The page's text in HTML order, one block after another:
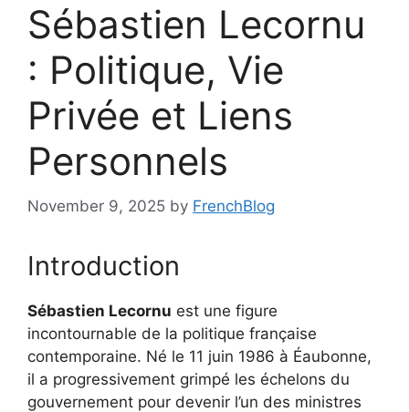
Sébastien Lecornu
: Politique, Vie
Privée et Liens
Personnels
November 9, 2025 by FrenchBlog
Introduction
Sébastien Lecornu est une figure
incontournable de la politique française
contemporaine. Né le 11 juin 1986 à Éaubonne,
il a progressivement grimpé les échelons du
gouvernement pour devenir l’un des ministres